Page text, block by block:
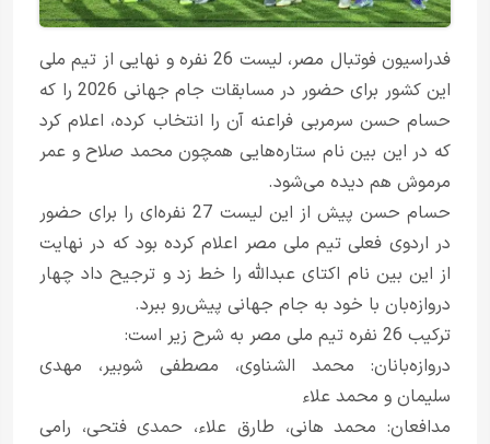
فدراسیون فوتبال مصر، لیست 26 نفره و نهایی از تیم ملی
این کشور برای حضور در مسابقات جام جهانی 2026 را که
حسام حسن سرمربی فراعنه آن را انتخاب کرده، اعلام کرد
که در این بین نام ستاره‌هایی همچون محمد صلاح و عمر
مرموش هم دیده می‌شود.
حسام حسن پیش از این لیست 27 نفره‌ای را برای حضور
در اردوی فعلی تیم ملی مصر اعلام کرده بود که در نهایت
از این بین نام اکتای عبدالله را خط زد و ترجیح داد چهار
دروازه‌بان با خود به جام جهانی پیش‌رو ببرد.
ترکیب 26 نفره تیم ملی مصر به شرح زیر است:
دروازه‌بانان: محمد الشناوی، مصطفی شوبیر، مهدی
سلیمان و محمد علاء
مدافعان: محمد هانی، طارق علاء، حمدی فتحی، رامی